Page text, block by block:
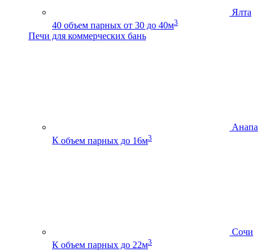
Ялта
40 объем парных от 30 до 40м3
Печи для коммерческих бань
Анапа
К объем парных до 16м3
Сочи
К объем парных до 22м3